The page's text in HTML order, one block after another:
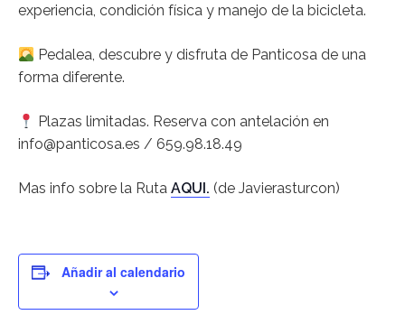
experiencia, condición física y manejo de la bicicleta.
Pedalea, descubre y disfruta de Panticosa de una
forma diferente.
Plazas limitadas. Reserva con antelación en
info@panticosa.es / 659.98.18.49
Mas info sobre la Ruta AQUI. (de Javierasturcon)
Añadir al calendario